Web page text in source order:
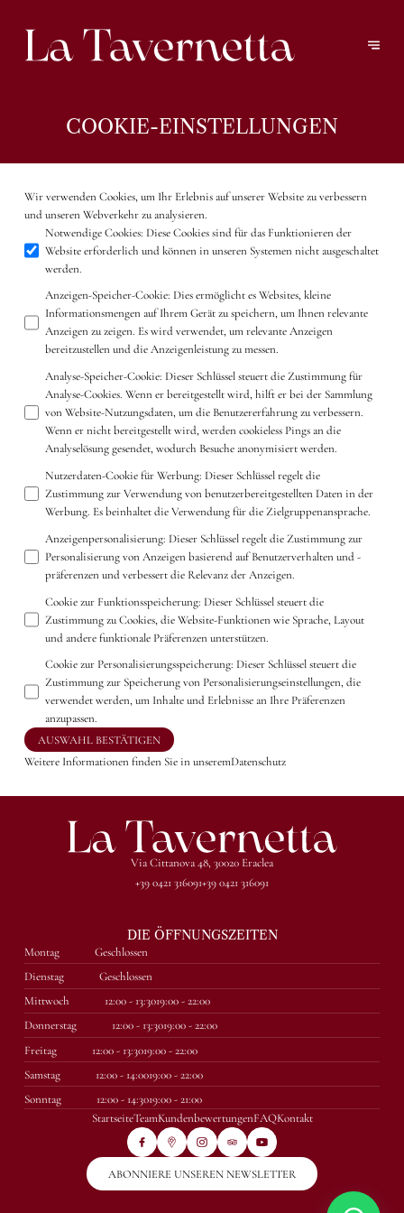
COOKIE-EINSTELLUNGEN
Wir verwenden Cookies, um Ihr Erlebnis auf unserer Website zu verbessern
und unseren Webverkehr zu analysieren.
Notwendige Cookies: Diese Cookies sind für das Funktionieren der
Website erforderlich und können in unseren Systemen nicht ausgeschaltet
werden.
Anzeigen-Speicher-Cookie: Dies ermöglicht es Websites, kleine
Informationsmengen auf Ihrem Gerät zu speichern, um Ihnen relevante
Anzeigen zu zeigen. Es wird verwendet, um relevante Anzeigen
bereitzustellen und die Anzeigenleistung zu messen.
Analyse-Speicher-Cookie: Dieser Schlüssel steuert die Zustimmung für
Analyse-Cookies. Wenn er bereitgestellt wird, hilft er bei der Sammlung
von Website-Nutzungsdaten, um die Benutzererfahrung zu verbessern.
Wenn er nicht bereitgestellt wird, werden cookieless Pings an die
Analyselösung gesendet, wodurch Besuche anonymisiert werden.
Nutzerdaten-Cookie für Werbung: Dieser Schlüssel regelt die
Zustimmung zur Verwendung von benutzerbereitgestellten Daten in der
Werbung. Es beinhaltet die Verwendung für die Zielgruppenansprache.
Anzeigenpersonalisierung: Dieser Schlüssel regelt die Zustimmung zur
Personalisierung von Anzeigen basierend auf Benutzerverhalten und -
präferenzen und verbessert die Relevanz der Anzeigen.
Cookie zur Funktionsspeicherung: Dieser Schlüssel steuert die
Zustimmung zu Cookies, die Website-Funktionen wie Sprache, Layout
und andere funktionale Präferenzen unterstützen.
Cookie zur Personalisierungsspeicherung: Dieser Schlüssel steuert die
Zustimmung zur Speicherung von Personalisierungseinstellungen, die
verwendet werden, um Inhalte und Erlebnisse an Ihre Präferenzen
anzupassen.
AUSWAHL BESTÄTIGEN
Weitere Informationen finden Sie in unseremDatenschutz
Via Cittanova 48, 30020 Eraclea
+39 0421 316091+39 0421 316091
DIE ÖFFNUNGSZEITEN
Montag
Geschlossen
Dienstag
Geschlossen
Mittwoch
12:00 - 13:3019:00 - 22:00
Donnerstag
12:00 - 13:3019:00 - 22:00
Freitag
12:00 - 13:3019:00 - 22:00
Samstag
12:00 - 14:0019:00 - 22:00
Sonntag
12:00 - 14:3019:00 - 21:00
StartseiteTeamKundenbewertungenFAQKontakt
ABONNIERE UNSEREN NEWSLETTER